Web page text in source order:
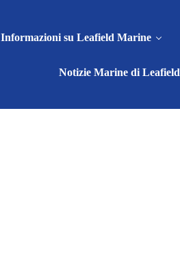
Informazioni su Leafield Marine
Notizie Marine di Leafield